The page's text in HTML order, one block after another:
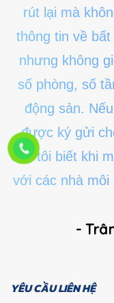
rút lại mà
thông tin về
nhưng không
số phòng, số
động sản.
được ký gửi
cho tôi biết khi
với các nhà
-
YÊU CẦU LIÊN HỆ